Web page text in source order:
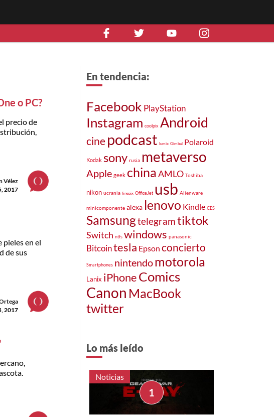
o PC?
precio de
Vélez
2017
en el
de sus
2017
En tendencia:
Facebook PlayStation
Instagram coolpix Android
cinepodcast lumix Gimbal Polaroid
Kodak sony rusia metaverso
Apple geek chinaAMLO Toshiba
nikon ucrania finepix OfficeJet usb Alienware
minicomponente alexa lenovo Kindle CES
Samsungtelegramtiktok
Switch ntfs windows panasonic
Bitcointesla Epson concierto
Smartphones nintendomotorola
Lanix iPhoneComics
Canon MacBook
twitter
Lo más leído
Noticias